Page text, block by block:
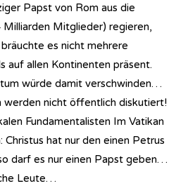
Papst von Rom aus die
Milliarden Mitglieder) regieren,
es nicht mehrere
auf allen Kontinenten präsent.
würde damit verschwinden…
werden nicht öffentlich diskutiert!
Fundamentalisten Im Vatikan
hat nur den einen Petrus
darf es nur einen Papst geben…
Leute…